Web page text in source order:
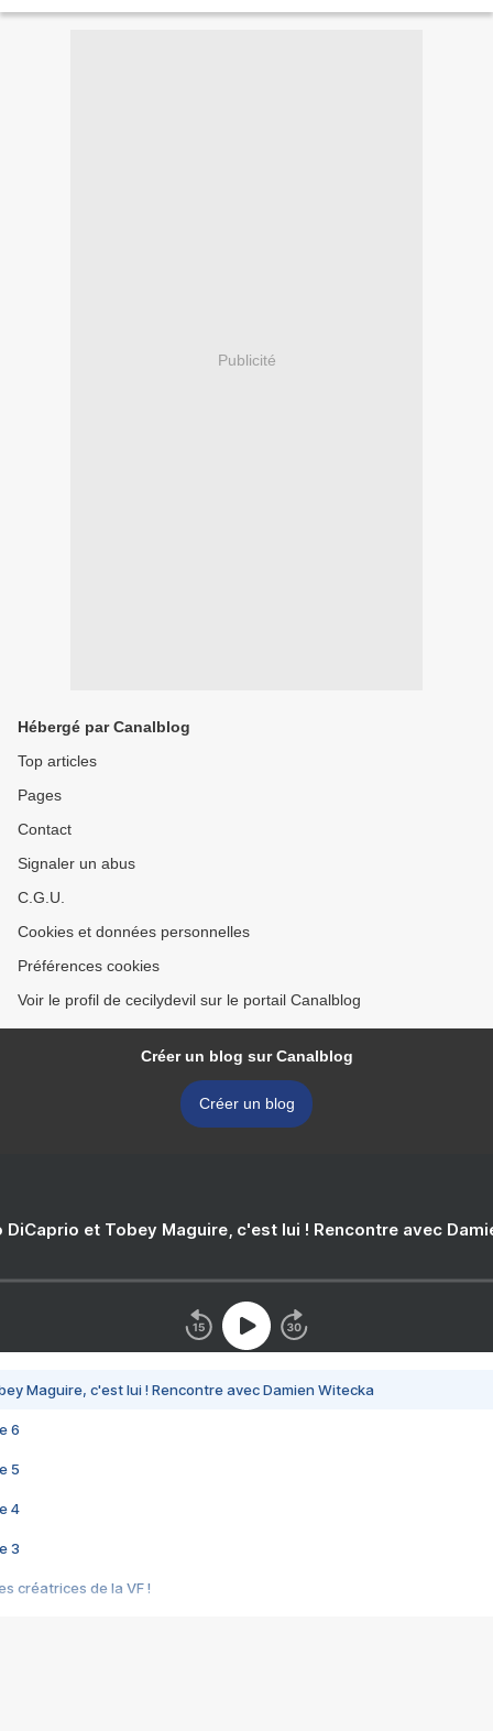
Publicité
Hébergé par Canalblog
Top articles
Pages
Contact
Signaler un abus
C.G.U.
Cookies et données personnelles
Préférences cookies
Voir le profil de cecilydevil sur le portail Canalblog
Créer un blog sur Canalblog
Créer un blog
DiCaprio et Tobey Maguire, c'est lui ! Rencontre avec
Maguire, c'est lui ! Rencontre avec Damien Witecka
6
5
4
3
créatrices de la VF !